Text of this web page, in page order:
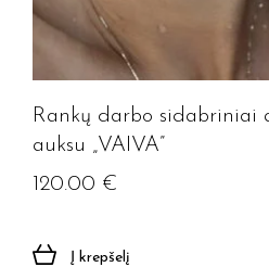
Rankų darbo sidabriniai
auksu „VAIVA”
120.00 €
Į krepšelį